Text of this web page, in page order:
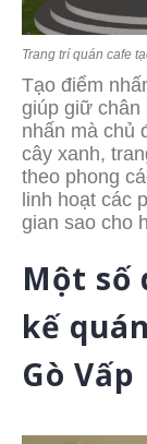
Trang trí quán cafe
Tạo điểm
giúp giữ chân
nhấn mà chủ
cây xanh,
theo phong
linh hoạt các
gian sao cho
Một số
kế
Gò Vấp